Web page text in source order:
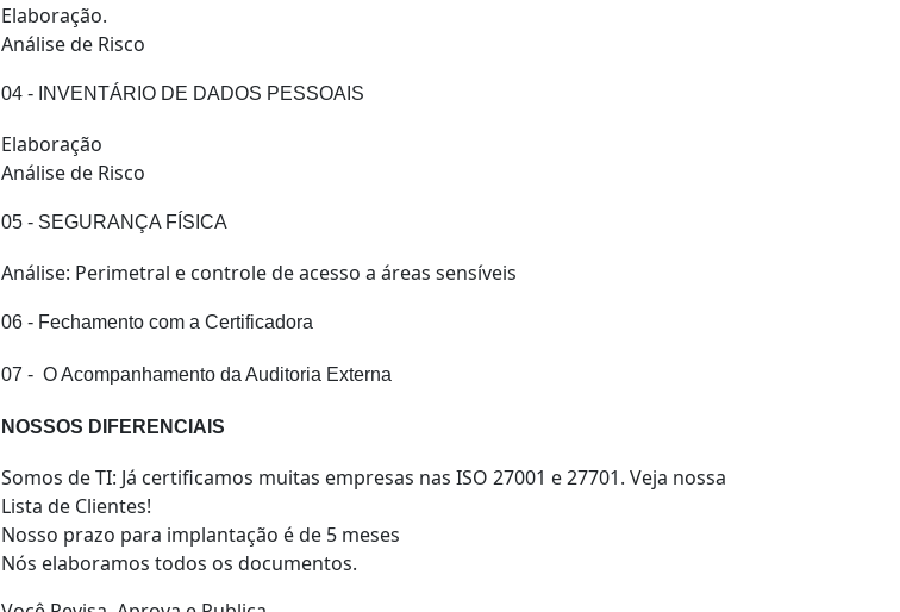
Elaboração.
Análise de Risco
04 - INVENTÁRIO DE DADOS PESSOAIS
Elaboração
Análise de Risco
05 - SEGURANÇA FÍSICA
Análise: Perimetral e controle de acesso a áreas sensíveis
06 - Fechamento com a Certificadora
07 - O Acompanhamento da Auditoria Externa
NOSSOS DIFERENCIAIS
Somos de TI: Já certificamos muitas empresas nas ISO 27001 e 27701. Veja nossa
Lista de Clientes!
Nosso prazo para implantação é de 5 meses
Nós elaboramos todos os documentos.